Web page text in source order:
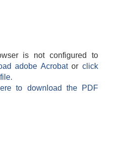
is not configured to
adobe Acrobatorclick
to download the PDF